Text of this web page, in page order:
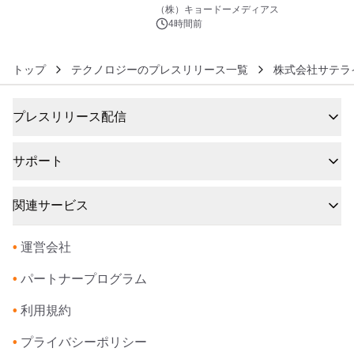
界。ジョン・ウィリアムズ：シネマ・
スペクタキュラー・コンサート 開催決
（株）キョードーメディアス
4時間前
トップ テクノロジーのプレスリリース一覧 株式会社サテ
プレスリリース配信
サポート
関連サービス
• 運営会社
• パートナープログラム
• 利用規約
• プライバシーポリシー